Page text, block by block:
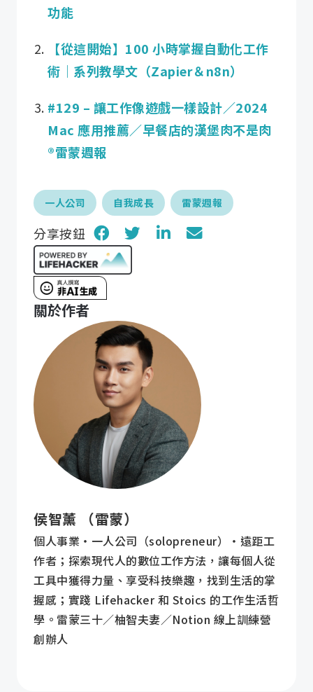
功能
【從這開始】100 小時掌握自動化工作
術｜系列教學文（Zapier＆n8n）
#129 – 讓工作像遊戲一樣設計／2024
Mac 應用推薦／早餐店的漢堡肉不是肉
®️雷蒙週報
一人公司 自我成長 雷蒙週報
分享按鈕
關於作者
侯智薰 （雷蒙）
個人事業・一人公司（solopreneur）・遠距工
作者；探索現代人的數位工作方法，讓每個人從
工具中獲得力量、享受科技樂趣，找到生活的掌
握感；實踐 Lifehacker 和 Stoics 的工作生活哲
學。雷蒙三十／柚智夫妻／Notion 線上訓練營
創辦人